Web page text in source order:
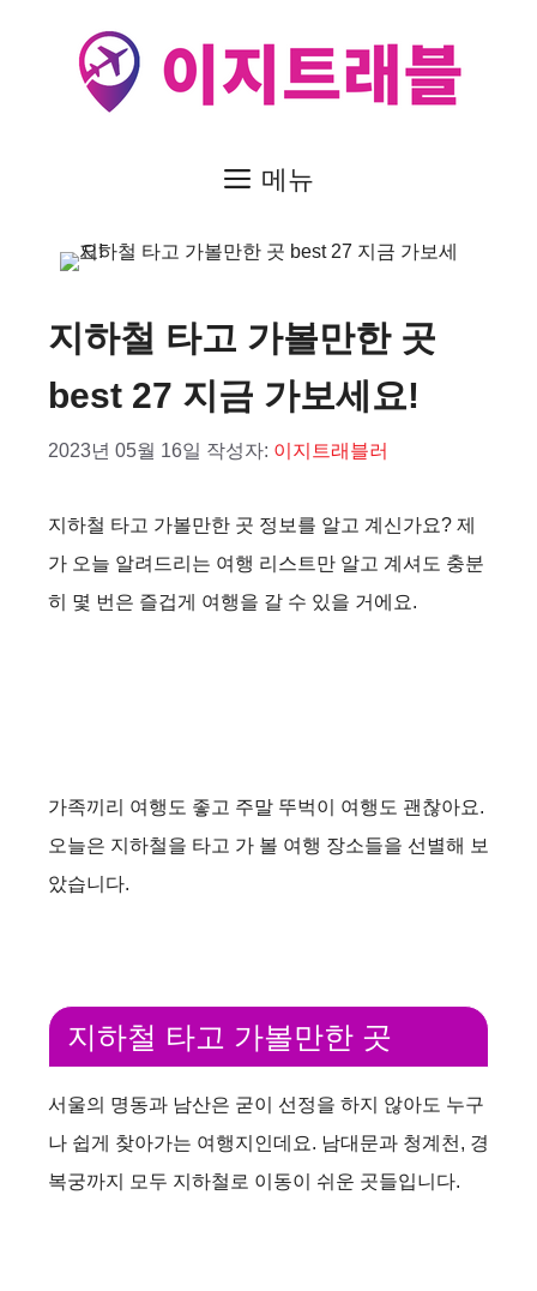
메뉴
지하철 타고 가볼만한 곳
best 27 지금 가보세요!
2023년 05월 16일 작성자: 이지트래블러
지하철 타고 가볼만한 곳 정보를 알고 계신가요? 제
가 오늘 알려드리는 여행 리스트만 알고 계셔도 충분
히 몇 번은 즐겁게 여행을 갈 수 있을 거에요.
가족끼리 여행도 좋고 주말 뚜벅이 여행도 괜찮아요.
오늘은 지하철을 타고 가 볼 여행 장소들을 선별해 보
았습니다.
지하철 타고 가볼만한 곳
서울의 명동과 남산은 굳이 선정을 하지 않아도 누구
나 쉽게 찾아가는 여행지인데요. 남대문과 청계천, 경
복궁까지 모두 지하철로 이동이 쉬운 곳들입니다.